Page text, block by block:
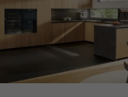
und sind für die
anzeigen